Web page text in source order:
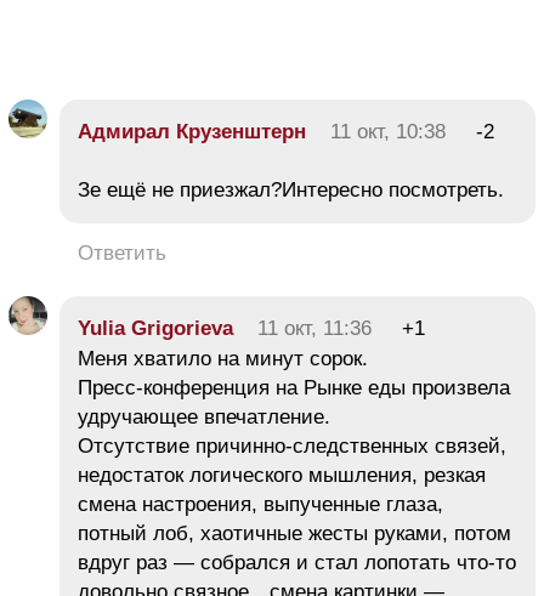
Адмирал Крузенштерн 11 окт, 10:38 -2
Зе ещё не приезжал?Интересно посмотреть.
Ответить
Yulia Grigorieva 11 окт, 11:36
+1
Меня хватило на минут сорок.
Пресс-конференция на Рынке еды произвела
удручающее впечатление.
Отсутствие причинно-следственных связей,
недостаток логического мышления, резкая
смена настроения, выпученные глаза,
потный лоб, хаотичные жесты руками, потом
вдруг раз — собрался и стал лопотать что-то
довольно связное…смена картинки —